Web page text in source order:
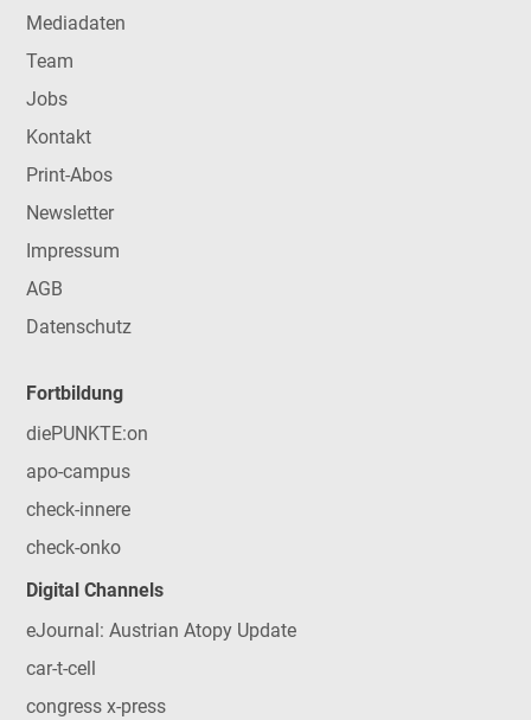
Mediadaten
Team
Jobs
Kontakt
Print-Abos
Newsletter
Impressum
AGB
Datenschutz
Fortbildung
diePUNKTE:on
apo-campus
check-innere
check-onko
Digital Channels
eJournal: Austrian Atopy Update
car-t-cell
congress x-press